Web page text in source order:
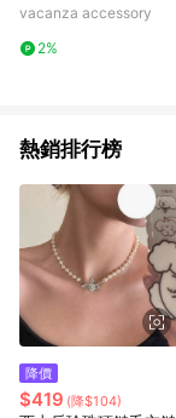
vacanza accessory
2%
熱銷排行榜
降價
$419 (降$104)